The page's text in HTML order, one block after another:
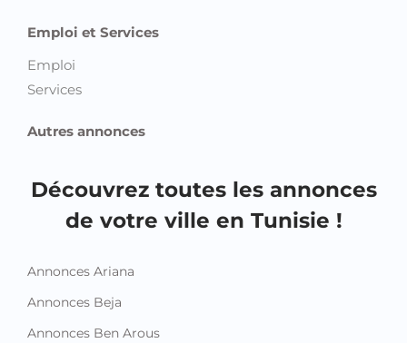
Emploi et Services
Emploi
Services
Autres annonces
Découvrez toutes les annonces
de votre ville en Tunisie !
Annonces Ariana
Annonces Beja
Annonces Ben Arous